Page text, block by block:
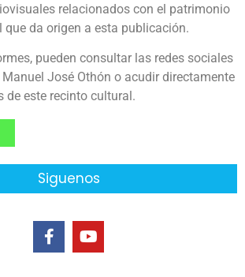
relacionados con el patrimonio
da origen a esta publicación.
pueden consultar las redes sociales
José Othón o acudir directamente
de este recinto cultural.
Siguenos